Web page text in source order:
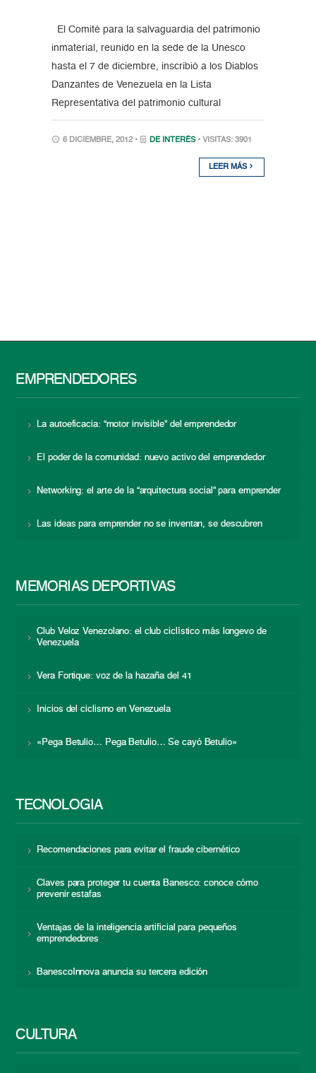
El Comité para la salvaguardia del patrimonio
inmaterial, reunido en la sede de la Unesco
hasta el 7 de diciembre, inscribió a los Diablos
Danzantes de Venezuela en la Lista
Representativa del patrimonio cultural
6 DICIEMBRE, 2012 • DE INTERÉS • VISITAS: 3901
LEER MÁS
EMPRENDEDORES
La autoeficacia: “motor invisible” del emprendedor
El poder de la comunidad: nuevo activo del emprendedor
Networking: el arte de la “arquitectura social” para emprender
Las ideas para emprender no se inventan, se descubren
MEMORIAS DEPORTIVAS
Club Veloz Venezolano: el club ciclístico más longevo de
Venezuela
Vera Fortique: voz de la hazaña del 41
Inicios del ciclismo en Venezuela
«Pega Betulio… Pega Betulio… Se cayó Betulio»
TECNOLOGÍA
Recomendaciones para evitar el fraude cibernético
Claves para proteger tu cuenta Banesco: conoce cómo
prevenir estafas
Ventajas de la inteligencia artificial para pequeños
emprendedores
BanescoInnova anuncia su tercera edición
CULTURA